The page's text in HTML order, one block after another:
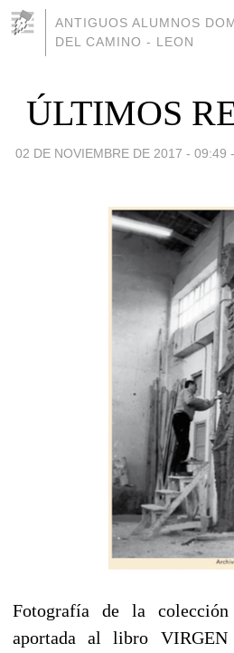
ANTIGUOS ALUMNOS
DEL CAMINO - LEON
ÚLTIMOS
02 DE NOVIEMBRE DE 2017 - 09:49 -
Fotografía de la
aportada al libro